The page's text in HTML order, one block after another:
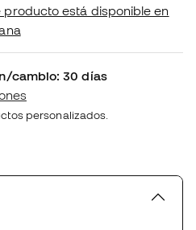
está disponible en
cambio: 30 días
personalizados.